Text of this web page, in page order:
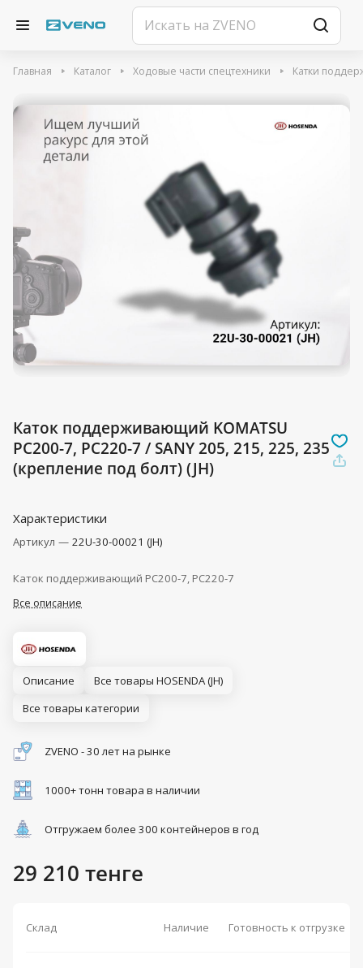
Главная Каталог Ходовые части спецтехники Катки
Каток поддерживающий KOMATSU
PC200-7, PC220-7 / SANY 205, 215, 225, 235
(крепление под болт) (JH)
Характеристики
Артикул — 22U-30-00021 (JH)
Каток поддерживающий PC200-7, PC220-7
Все описание
Описание
Все товары HOSENDA (JH)
Все товары категории
ZVENO - 30 лет на рынке
1000+ тонн товара в наличии
Отгружаем более 300 контейнеров в год
29 210 тенге
Склад Наличие Готовность к отгрузке